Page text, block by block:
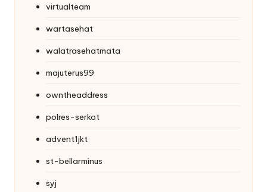
virtualteam
wartasehat
walatrasehatmata
majuterus99
owntheaddress
polres-serkot
advent1jkt
st-bellarminus
syj